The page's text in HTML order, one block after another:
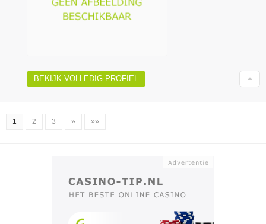
BEKIJK VOLLEDIG PROFIEL
1 2 3 » »»